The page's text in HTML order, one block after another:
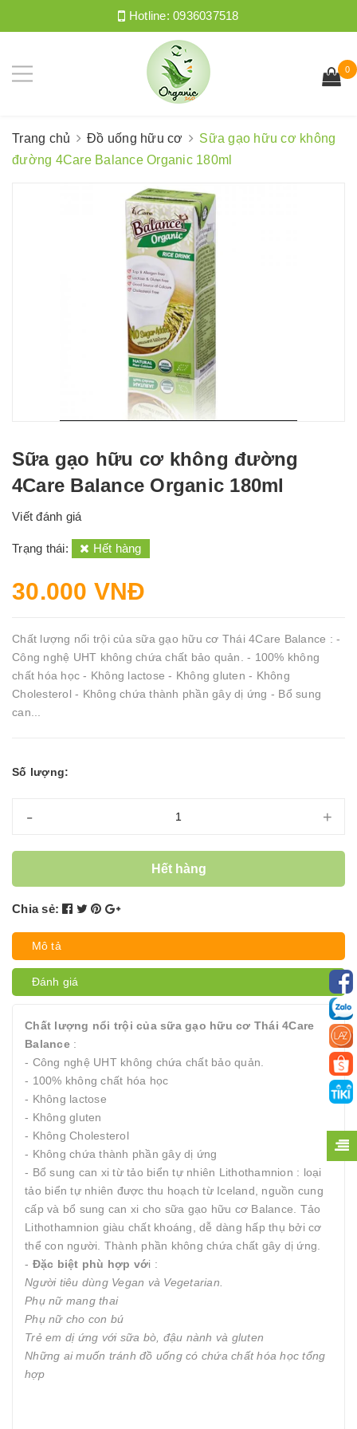
Hotline:0936037518
0
Trang chủ Đồ uống hữu cơ
Sữa gạo hữu cơ không
đường 4Care Balance Organic 180ml
Sữa gạo hữu cơ không đường
4Care Balance Organic 180ml
Viết đánh giá
Trạng thái: Hết hàng
30.000 VNĐ
Chất lượng nổi trội của sữa gạo hữu cơ Thái 4Care Balance : -
Công nghệ UHT không chứa chất bảo quản. - 100% không
chất hóa học - Không lactose - Không gluten - Không
Cholesterol - Không chứa thành phần gây dị ứng - Bổ sung
can...
Số lượng:
- +
Hết hàng
Chia sẻ:
Mô tả
Đánh giá
Chất lượng nổi trội của sữa gạo hữu cơ Thái 4Care
Balance:
- Công nghệ UHT không chứa chất bảo quản.
- 100% không chất hóa học
- Không lactose
- Không gluten
- Không Cholesterol
- Không chứa thành phần gây dị ứng
- Bổ sung can xi từ tảo biển tự nhiên Lithothamnion : loại
tảo biển tự nhiên được thu hoạch từ Iceland, nguồn cung
cấp và bổ sung can xi cho sữa gạo hữu cơ Balance. Tảo
Lithothamnion giàu chất khoáng, dễ dàng hấp thụ bởi cơ
thể con người. Thành phần không chứa chất gây dị ứng.
- Đặc biệt phù hợp với :
Người tiêu dùng Vegan và Vegetarian.
Phụ nữ mang thai
Phụ nữ cho con bú
Trẻ em dị ứng với sữa bò, đậu nành và gluten
Những ai muốn tránh đồ uống có chứa chất hóa học tổng
hợp